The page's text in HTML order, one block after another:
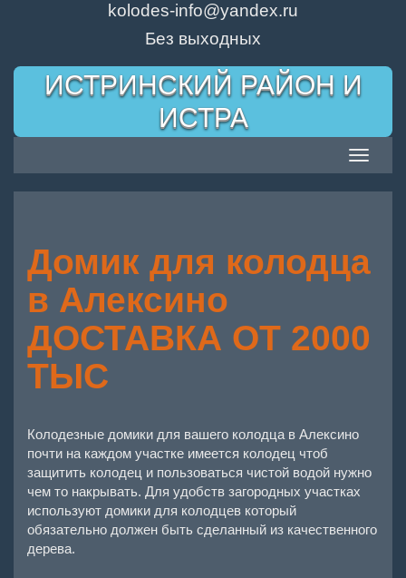
kolodes-info@yandex.ru
Без выходных
Skip
ИСТРИНСКИЙ РАЙОН И
ИСТРА
Toggle
Домик для колодца
в Алексино
ДОСТАВКА ОТ 2000
ТЫС
Колодезные домики для вашего колодца в Алексино
почти на каждом участке имеется колодец чтоб
защитить колодец и пользоваться чистой водой нужно
чем то накрывать. Для удобств загородных участках
используют домики для колодцев который
обязательно должен быть сделанный из качественного
дерева.